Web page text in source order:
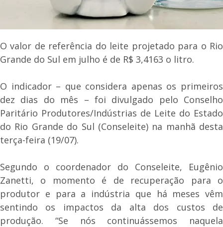
O valor de referência do leite projetado para o Rio
Grande do Sul em julho é de R$ 3,4163 o litro.
O indicador – que considera apenas os primeiros
dez dias do mês – foi divulgado pelo Conselho
Paritário Produtores/Indústrias de Leite do Estado
do Rio Grande do Sul (Conseleite) na manhã desta
terça-feira (19/07).
Segundo o coordenador do Conseleite, Eugênio
Zanetti, o momento é de recuperação para o
produtor e para a indústria que há meses vêm
sentindo os impactos da alta dos custos de
produção. “Se nós continuássemos naquela